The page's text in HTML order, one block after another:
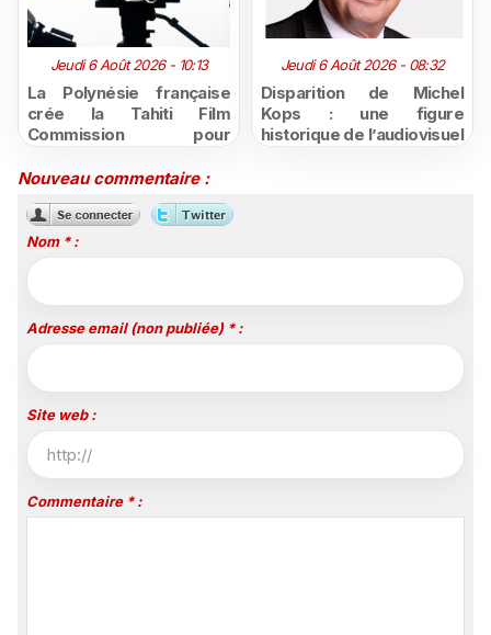
Jeudi 6 Août 2026 - 10:13
La Polynésie française
crée la Tahiti Film
Commission pour
sa filière audiovisuelle
Jeudi 6 Août 2026 - 08:32
Disparition de Michel
Kops : une figure
historique de l’audiovisuel
Nouveau commentaire :
Nom * :
Adresse email (non publiée) * :
Site web :
Commentaire * :